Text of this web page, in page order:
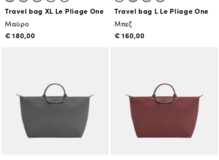
Travel bag XL Le Pliage One
Μαύρο
€ 180,00
Travel bag L Le Pliage One
Μπεζ
€ 160,00